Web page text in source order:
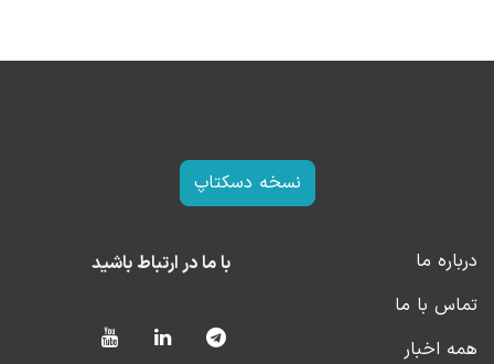
نسخه دسکتاپ
درباره ما
تماس با ما
همه اخبار
با ما در ارتباط باشید